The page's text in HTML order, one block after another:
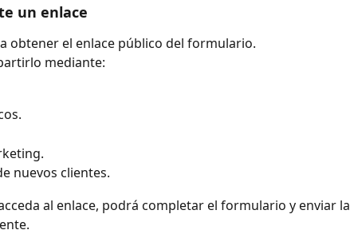
un enlace
obtener el enlace público del formulario.
mediante:
nuevos clientes.
al enlace, podrá completar el formulario y enviar la